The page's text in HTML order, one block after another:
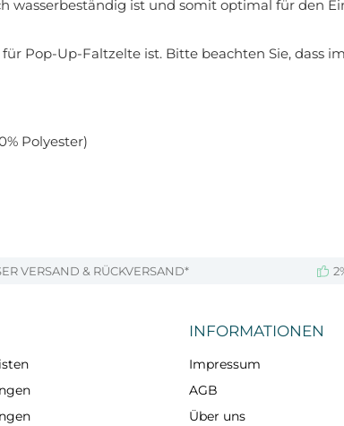
wasserbeständig ist und somit optimal für den
Pop-Up-Faltzelte ist. Bitte beachten Sie,
Polyester)
VERSAND & RÜCKVERSAND*
INFORMATIONEN
Impressum
AGB
Über uns